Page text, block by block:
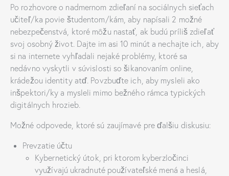
Po rozhovore o nadmernom zdieľaní na sociálnych sieťach
učiteľ/ka povie študentom/kám, aby napísali 2 možné
nebezpečenstvá, ktoré môžu nastať, ak budú príliš zdieľať
svoj osobný život. Dajte im asi 10 minút a nechajte ich, aby
si na internete vyhľadali nejaké problémy, ktoré sa
nedávno vyskytli v súvislosti so šikanovaním online,
krádežou identity atď. Povzbuďte ich, aby mysleli ako
inšpektori/ky a mysleli mimo bežného rámca typických
digitálnych hrozieb.
Možné odpovede, ktoré sú zaujímavé pre ďalšiu diskusiu:
Prevzatie účtu
Kybernetický útok, pri ktorom kyberzločinci
využívajú ukradnuté používateľské mená a heslá,